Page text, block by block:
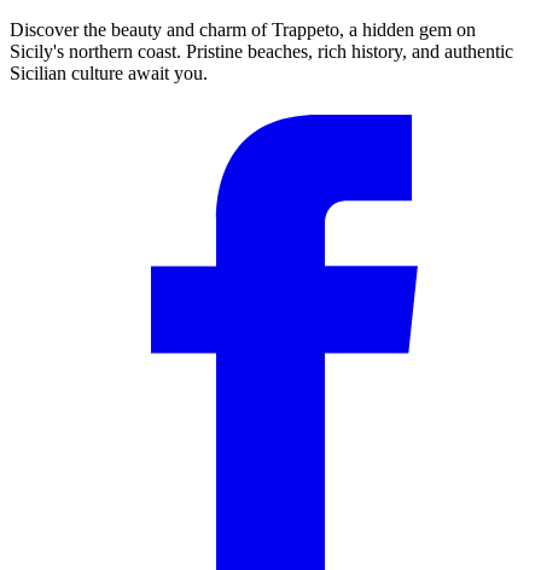
Discover the beauty and charm of Trappeto, a hidden gem on
Sicily's northern coast. Pristine beaches, rich history, and authentic
Sicilian culture await you.